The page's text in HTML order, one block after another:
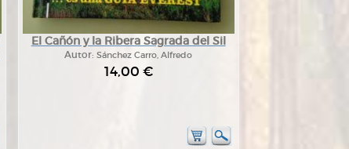
El Cañón y la Ribera Sagrada del Sil
Autor:Sánchez Carro, Alfredo
14,00 €